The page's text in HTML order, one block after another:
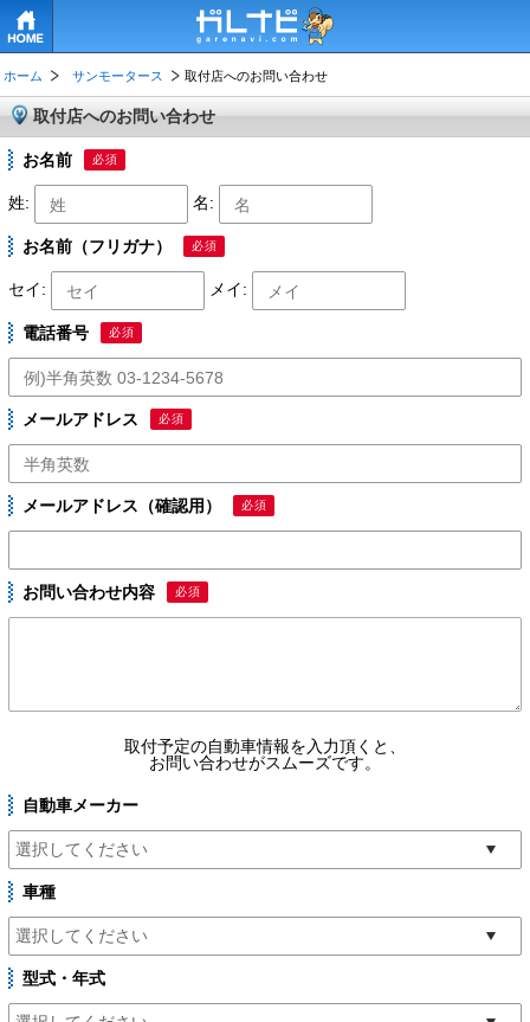
ホーム サンモータース 取付店へのお問い合わせ
取付店へのお問い合わせ
お名前 必須
姓: 名:
お名前（フリガナ） 必須
セイ: メイ:
電話番号 必須
メールアドレス 必須
メールアドレス（確認用） 必須
お問い合わせ内容 必須
取付予定の自動車情報を入力頂くと、
お問い合わせがスムーズです。
自動車メーカー
車種
型式・年式